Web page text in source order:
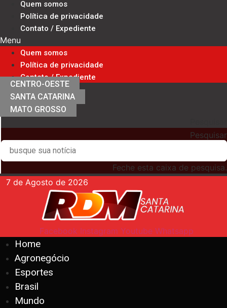
conteúdo
Quem somos
Política de privacidade
Contato / Expediente
Menu
Quem somos
Política de privacidade
Contato / Expediente
CENTRO-OESTE
SANTA CATARINA
MATO GROSSO
Pesquisar
Feche esta caixa de pesquisa.
7 de Agosto de 2026
Facebook Instagram Youtube Whatsapp
Home
Agronegócio
Esportes
Brasil
Mundo